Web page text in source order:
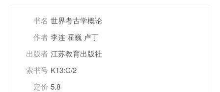
书名 世界考古学概论
作者 李连 霍巍 卢丁
出版者 江苏教育出版社
索书号 K13:C/2
定价 5.8